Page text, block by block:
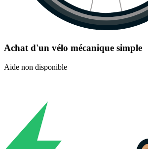
Achat d'un vélo mécanique simple
Aide non disponible